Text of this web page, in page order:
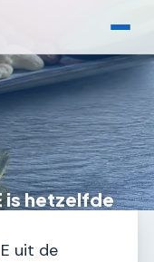
is hetzelfde
uit de